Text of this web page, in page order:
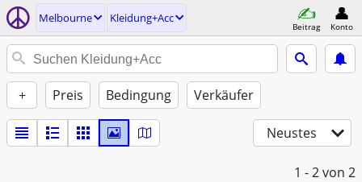
Melbourne Kleidung+Acc
Beitrag Konto
+ Preis Bedingung Verkäufer
Neustes
1 - 2von 2